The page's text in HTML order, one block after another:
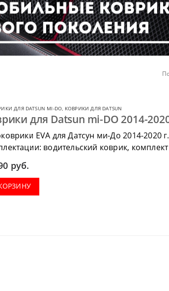
ДЛЯ DATSUN MI-DO, КОВРИКИ ДЛЯ DATSUN
для Datsun mi-DO 2014-
EVA для Датсун ми-До 2014-2020
водительский коврик,
руб.